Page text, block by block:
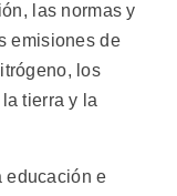
las normas y
emisiones de
los
tierra y la
educación e